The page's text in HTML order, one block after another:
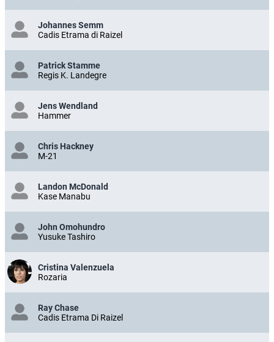
Johannes Semm
Cadis Etrama di Raizel
Patrick Stamme
Regis K. Landegre
Jens Wendland
Hammer
Chris Hackney
M-21
Landon McDonald
Kase Manabu
John Omohundro
Yusuke Tashiro
Cristina Valenzuela
Rozaria
Ray Chase
Cadis Etrama Di Raizel